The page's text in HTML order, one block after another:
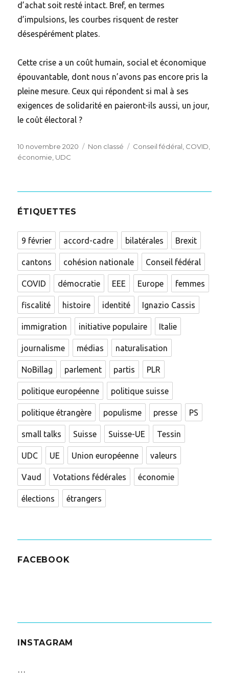
d’achat soit resté intact. Bref, en termes
d’impulsions, les courbes risquent de rester
désespérément plates.
Cette crise a un coût humain, social et économique
épouvantable, dont nous n’avons pas encore pris la
pleine mesure. Ceux qui répondent si mal à ses
exigences de solidarité en paieront-ils aussi, un jour,
le coût électoral ?
Posted
on
10 novembre 2020 Categories
Non classé Tags
Conseil fédéral, COVID,
économie, UDC
ÉTIQUETTES
9 février accord-cadre bilatérales Brexit
cantons cohésion nationale Conseil fédéral
COVID démocratie EEE Europe femmes
fiscalité histoire identité Ignazio Cassis
immigration initiative populaire Italie
journalisme médias naturalisation
NoBillag parlement partis PLR
politique européenne politique suisse
politique étrangère populisme presse PS
small talks Suisse Suisse-UE Tessin
UDC UE Union européenne valeurs
Vaud Votations fédérales économie
élections étrangers
FACEBOOK
INSTAGRAM
…